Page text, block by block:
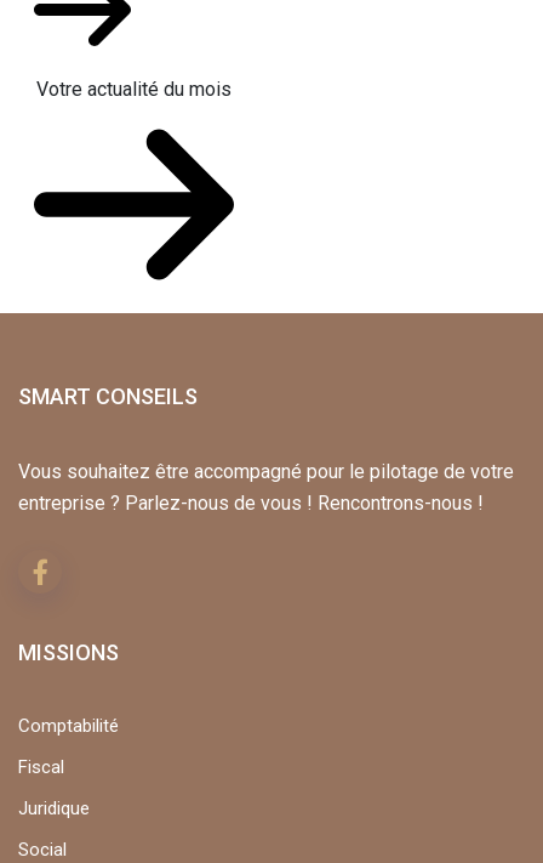
Votre actualité du mois
SMART CONSEILS
Vous souhaitez être accompagné pour le pilotage de votre
entreprise ? Parlez-nous de vous ! Rencontrons-nous !
MISSIONS
Comptabilité
Fiscal
Juridique
Social